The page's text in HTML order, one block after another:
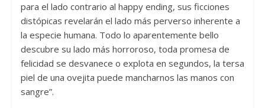
para el lado contrario al happy ending, sus ficciones
distópicas revelarán el lado más perverso inherente a
la especie humana. Todo lo aparentemente bello
descubre su lado más horroroso, toda promesa de
felicidad se desvanece o explota en segundos, la tersa
piel de una ovejita puede mancharnos las manos con
sangre”.